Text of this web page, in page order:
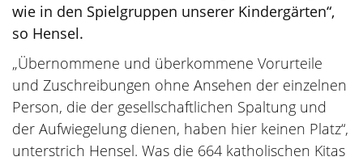
wie in den Spielgruppen unserer Kindergärten“,
so Hensel.
„Übernommene und überkommene Vorurteile
und Zuschreibungen ohne Ansehen der einzelnen
Person, die der gesellschaftlichen Spaltung und
der Aufwiegelung dienen, haben hier keinen Platz“,
unterstrich Hensel. Was die 664 katholischen Kitas